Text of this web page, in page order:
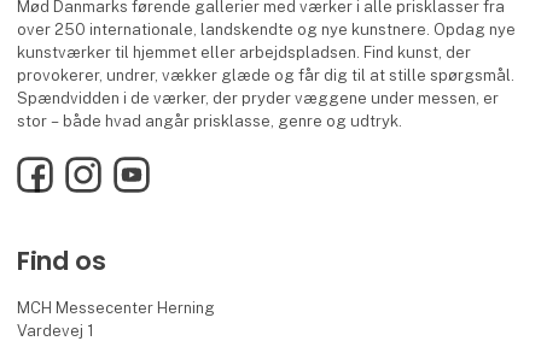
Mød Danmarks førende gallerier med værker i alle prisklasser fra
over 250 internationale, landskendte og nye kunstnere. Opdag nye
kunstværker til hjemmet eller arbejdspladsen. Find kunst, der
provokerer, undrer, vækker glæde og får dig til at stille spørgsmål.
Spændvidden i de værker, der pryder væggene under messen, er
stor – både hvad angår prisklasse, genre og udtryk.
FacebookInstagramYouTube
Find os
MCH Messecenter Herning
Vardevej 1